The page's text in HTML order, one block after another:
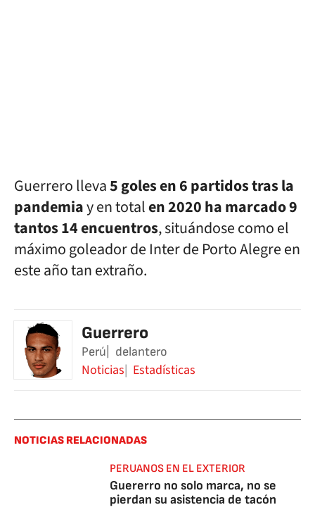
Guerrero lleva5 goles en 6 partidos tras la
pandemiay en totalen 2020 ha marcado 9
tantos 14 encuentros, situándose como el
máximo goleador de Inter de Porto Alegre en
este año tan extraño.
Guerrero
Perú delantero
Noticias Estadísticas
NOTICIAS RELACIONADAS
PERUANOS EN EL EXTERIOR
Guererro no solo marca, no se
pierdan su asistencia de tacón